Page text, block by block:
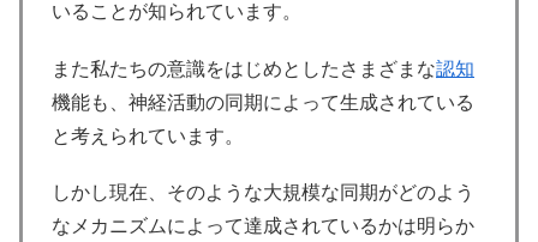
いることが知られています。
また私たちの意識をはじめとしたさまざまな認知
機能も、神経活動の同期によって生成されている
と考えられています。
しかし現在、そのような大規模な同期がどのよう
なメカニズムによって達成されているかは明らか